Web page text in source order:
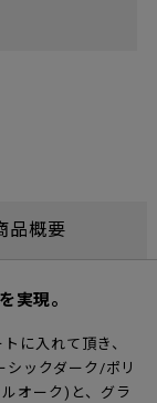
品概要
実現。
に入れて頂き、
シックダーク/ポリ
オーク)と、グラ